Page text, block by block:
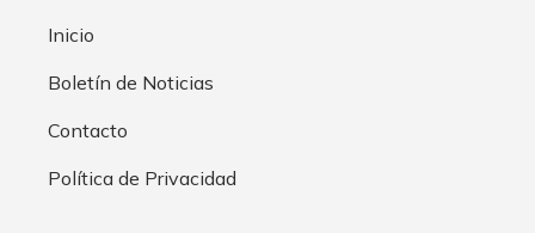
Inicio
Boletín de Noticias
Contacto
Política de Privacidad